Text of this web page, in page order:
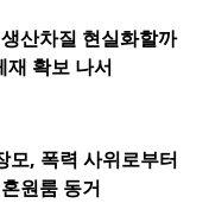
산차질 현실화할까
확보 나서
모, 폭력 사위로부터
원룸 동거